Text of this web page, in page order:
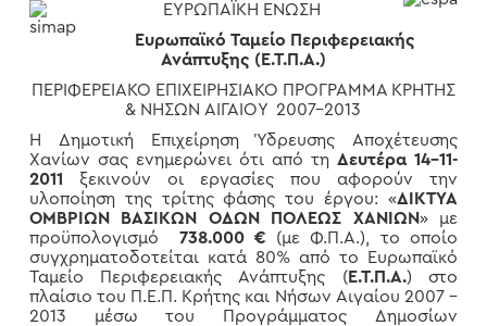
ΕΥΡΩΠΑΪΚΗ ΕΝΩΣΗ
Ευρωπαϊκό Ταμείο Περιφερειακής
Ανάπτυξης (Ε.Τ.Π.Α.)
ΠΕΡΙΦΕΡΕΙΑΚΟ ΕΠΙΧΕΙΡΗΣΙΑΚΟ ΠΡΟΓΡΑΜΜΑ ΚΡΗΤΗΣ
& ΝΗΣΩΝ ΑΙΓΑΙΟΥ 2007-2013
Η Δημοτική Επιχείρηση Ύδρευσης Αποχέτευσης
Χανίων σας ενημερώνει ότι από τηΔευτέρα 14-11-
2011
ξεκινούν οι εργασίες που αφορούν την
υλοποίηση της τρίτης φάσης του έργου: «ΔΙΚΤΥΑ
ΟΜΒΡΙΩΝ ΒΑΣΙΚΩΝ ΟΔΩΝ ΠΟΛΕΩΣ ΧΑΝΙΩΝ» με
προϋπολογισμό 738.000 € (με Φ.Π.Α.), το οποίο
συγχρηματοδοτείται κατά 80% από το Ευρωπαϊκό
Ταμείο Περιφερειακής Ανάπτυξης (Ε.Τ.Π.Α.) στο
πλαίσιο του Π.Ε.Π. Κρήτης και Νήσων Αιγαίου 2007 –
2013 μέσω του Προγράμματος Δημοσίων